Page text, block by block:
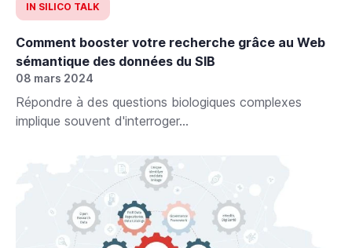
IN SILICO TALK
Comment booster votre recherche grâce au Web
sémantique des données du SIB
08 mars 2024
Répondre à des questions biologiques complexes
implique souvent d'interroger...